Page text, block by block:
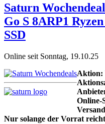
Saturn
Go S 8ARP1
SSD
Online seit Sonntag, 19.10.25
Aktion:
Online-
Nur solange der Vorrat